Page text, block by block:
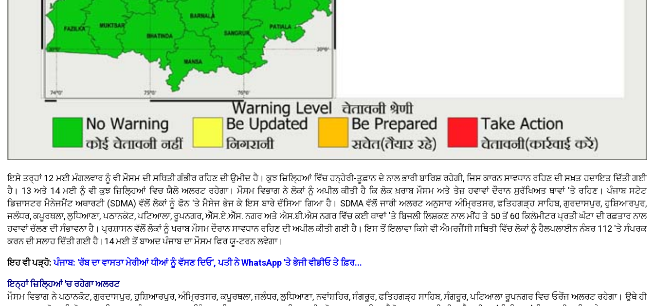
ਇਸੇ ਤਰ੍ਹਾਂ 12 ਮਈ ਮੰਗਲਵਾਰ ਨੂੰ ਵੀ ਮੌਸਮ ਦੀ ਸਥਿਤੀ ਗੰਭੀਰ ਰਹਿਣ ਦੀ ਉਮੀਦ ਹੈ। ਕੁਝ ਜ਼ਿਲ੍ਹਿਆਂ ਵਿੱਚ ਹਨ੍ਹੇਰੀ-ਤੂਫ਼ਾਨ ਦੇ ਨਾਲ ਭਾਰੀ ਬਾਰਿਸ਼ ਰਹੇਗੀ, ਜਿਸ ਕਾਰਨ ਸਾਵਧਾਨ ਰਹਿਣ ਦੀ ਸਖ਼ਤ ਹਦਾਇਤ ਦਿੱਤੀ ਗਈ
ਹੈ। 13 ਅਤੇ 14 ਮਈ ਨੂੰ ਵੀ ਕੁਝ ਜ਼ਿਲ੍ਹਿਆਂ ਵਿਚ ਯੈਲੋ ਅਲਰਟ ਰਹੇਗਾ। ਮੌਸਮ ਵਿਭਾਗ ਨੇ ਲੋਕਾਂ ਨੂੰ ਅਪੀਲ ਕੀਤੀ ਹੈ ਕਿ ਲੋਕ ਖ਼ਰਾਬ ਮੌਸਮ ਅਤੇ ਤੇਜ਼ ਹਵਾਵਾਂ ਦੌਰਾਨ ਸੁਰੱਖਿਅਤ ਥਾਵਾਂ 'ਤੇ ਰਹਿਣ। ਪੰਜਾਬ ਸਟੇਟ
ਡਿਜ਼ਾਸਟਰ ਮੈਨੇਜਮੈਂਟ ਅਥਾਰਟੀ (SDMA) ਵੱਲੋਂ ਲੋਕਾਂ ਨੂੰ ਫੋਨ 'ਤੇ ਮੈਸੇਜ ਭੇਜ ਕੇ ਇਸ ਬਾਰੇ ਦੱਸਿਆ ਗਿਆ ਹੈ। SDMA ਵੱਲੋਂ ਜਾਰੀ ਅਲਰਟ ਅਨੁਸਾਰ ਅੰਮ੍ਰਿਤਸਰ, ਫਤਿਹਗੜ੍ਹ ਸਾਹਿਬ, ਗੁਰਦਾਸਪੁਰ, ਹੁਸ਼ਿਆਰਪੁਰ,
ਜਲੰਧਰ, ਕਪੂਰਥਲਾ, ਲੁਧਿਆਣਾ, ਪਠਾਨਕੋਟ, ਪਟਿਆਲਾ, ਰੂਪਨਗਰ, ਐੱਸ.ਏ.ਐੱਸ. ਨਗਰ ਅਤੇ ਐਸ.ਬੀ.ਐਸ ਨਗਰ ਵਿੱਚ ਕਈ ਥਾਵਾਂ 'ਤੇ ਬਿਜਲੀ ਲਿਸ਼ਕਣ ਨਾਲ ਮੀਂਹ ਤੇ 50 ਤੋਂ 60 ਕਿਲੋਮੀਟਰ ਪ੍ਰਤੀ ਘੰਟਾ ਦੀ ਰਫ਼ਤਾਰ ਨਾਲ
ਹਵਾਵਾਂ ਚੱਲਣ ਦੀ ਸੰਭਾਵਨਾ ਹੈ। ਪ੍ਰਸ਼ਾਸਨ ਵੱਲੋਂ ਲੋਕਾਂ ਨੂੰ ਖਰਾਬ ਮੌਸਮ ਦੌਰਾਨ ਸਾਵਧਾਨ ਰਹਿਣ ਦੀ ਅਪੀਲ ਕੀਤੀ ਗਈ ਹੈ। ਇਸ ਤੋਂ ਇਲਾਵਾ ਕਿਸੇ ਵੀ ਐਮਰਜੈਂਸੀ ਸਥਿਤੀ ਵਿੱਚ ਲੋਕਾਂ ਨੂੰ ਹੈਲਪਲਾਈਨ ਨੰਬਰ 112 'ਤੇ ਸੰਪਰਕ
ਕਰਨ ਦੀ ਸਲਾਹ ਦਿੱਤੀ ਗਈ ਹੈ।14 ਮਈ ਤੋਂ ਬਾਅਦ ਪੰਜਾਬ ਦਾ ਮੌਸਮ ਫਿਰ ਯੂ-ਟਰਨ ਲਵੇਗਾ।
ਇਹ ਵੀ ਪੜ੍ਹੋ:ਪੰਜਾਬ: 'ਰੱਬ ਦਾ ਵਾਸਤਾ ਮੇਰੀਆਂ ਧੀਆਂ ਨੂੰ ਵੱਸਣ ਦਿਓ', ਪਤੀ ਨੇ WhatsApp 'ਤੇ ਭੇਜੀ ਵੀਡੀਓ ਤੇ ਫ਼ਿਰ...
ਇਨ੍ਹਾਂ ਜ਼ਿਲ੍ਹਿਆਂ 'ਚ ਰਹੇਗਾ ਅਲਰਟ
ਮੌਸਮ ਵਿਭਾਗ ਨੇ ਪਠਾਨਕੋਟ, ਗੁਰਦਾਸਪੁਰ, ਹੁਸ਼ਿਆਰਪੁਰ, ਅੰਮ੍ਰਿਤਸਰ, ਕਪੂਰਥਲਾ, ਜਲੰਧਰ, ਲੁਧਿਆਣਾ, ਨਵਾਂਸ਼ਹਿਰ, ਸੰਗਰੂਰ, ਫਤਿਹਗੜ੍ਹ ਸਾਹਿਬ, ਸੰਗਰੂਰ, ਪਟਿਆਲਾ ਰੂਪਨਗਰ ਵਿਚ ਓਰੇਂਜ ਅਲਰਟ ਰਹੇਗਾ। ਉਥੇ ਹੀ